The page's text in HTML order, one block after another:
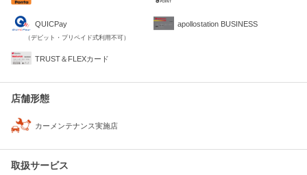
QUICPay
（デビット・プリペイド式利用不可）
apollostation BUSINESS
TRUST＆FLEXカード
店舗形態
カーメンテナンス実施店
取扱サービス